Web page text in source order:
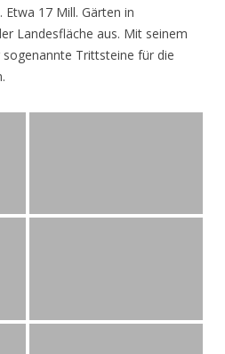
17 Mill. Gärten in
Landesfläche aus. Mit seinem
Trittsteine für die